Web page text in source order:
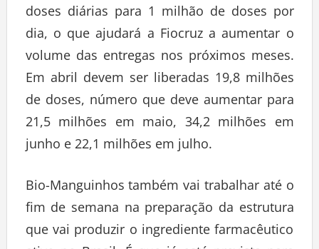
doses diárias para 1 milhão de doses por
dia, o que ajudará a Fiocruz a aumentar o
volume das entregas nos próximos meses.
Em abril devem ser liberadas 19,8 milhões
de doses, número que deve aumentar para
21,5 milhões em maio, 34,2 milhões em
junho e 22,1 milhões em julho.
Bio-Manguinhos também vai trabalhar até o
fim de semana na preparação da estrutura
que vai produzir o ingrediente farmacêutico